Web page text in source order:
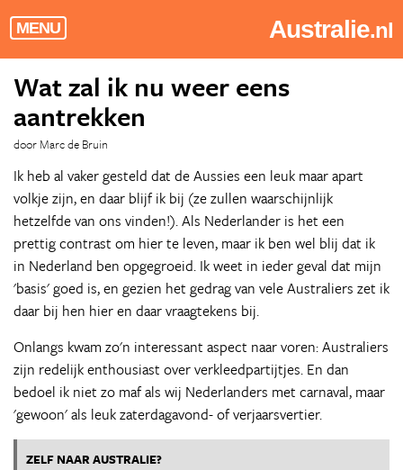
MENU Australie.nl
Wat zal ik nu weer eens
aantrekken
door Marc de Bruin
Ik heb al vaker gesteld dat de Aussies een leuk maar apart
volkje zijn, en daar blijf ik bij (ze zullen waarschijnlijk
hetzelfde van ons vinden!). Als Nederlander is het een
prettig contrast om hier te leven, maar ik ben wel blij dat ik
in Nederland ben opgegroeid. Ik weet in ieder geval dat mijn
'basis' goed is, en gezien het gedrag van vele Australiers zet ik
daar bij hen hier en daar vraagtekens bij.
Onlangs kwam zo'n interessant aspect naar voren: Australiers
zijn redelijk enthousiast over verkleedpartijtjes. En dan
bedoel ik niet zo maf als wij Nederlanders met carnaval, maar
'gewoon' als leuk zaterdagavond- of verjaarsvertier.
ZELF NAAR AUSTRALIE?